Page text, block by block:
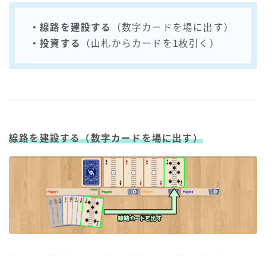
・線路を建設する
（数字カードを場に出す）
・投資する
（山札からカードを1枚引く）
線路を建設する（数字カードを場に出す）